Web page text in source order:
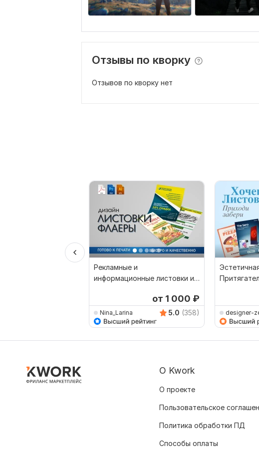
Отзывы по кворку
Отзывов по кворку нет
Рекламные и
информационные листовки и
от 1 000 ₽
Nina_Larina 5.0 (358) designer-
О Kwork
О проекте
Пользовательское
Политика обработки ПД
Способы оплаты